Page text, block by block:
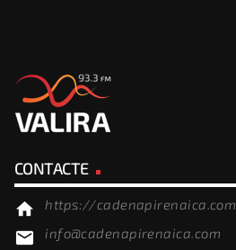
CONTACTE
home https://cadenapirenaica.com
email info@cadenapirenaica.com